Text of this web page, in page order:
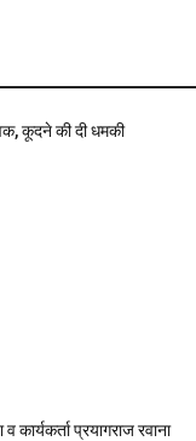
कूदने की दी धमकी
प्रयागराज रवाना